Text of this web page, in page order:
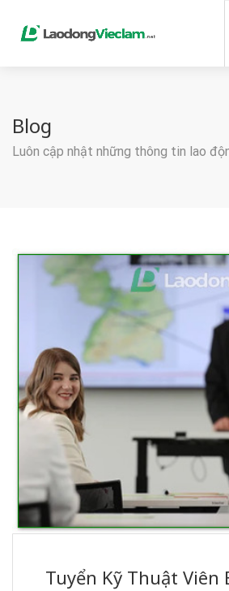
Blog
Luôn cập nhật những thông tin lao
Tuyển Kỹ Thuật Viên